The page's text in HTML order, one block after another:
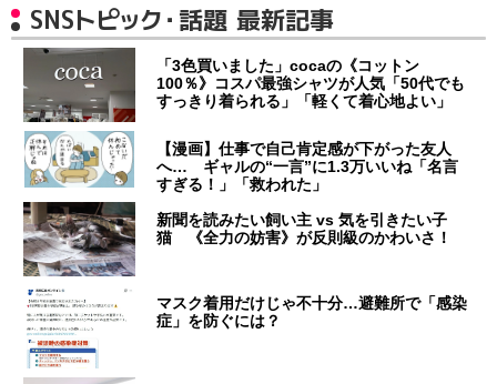
SNSトピック・話題 最新記事
「3色買いました」cocaの《コットン
100％》コスパ最強シャツが人気「50代でも
すっきり着られる」「軽くて着心地よい」
【漫画】仕事で自己肯定感が下がった友人
へ… ギャルの“一言”に1.3万いいね「名言
すぎる！」「救われた」
新聞を読みたい飼い主 vs 気を引きたい子
猫 《全力の妨害》が反則級のかわいさ！
マスク着用だけじゃ不十分…避難所で「感染
症」を防ぐには？